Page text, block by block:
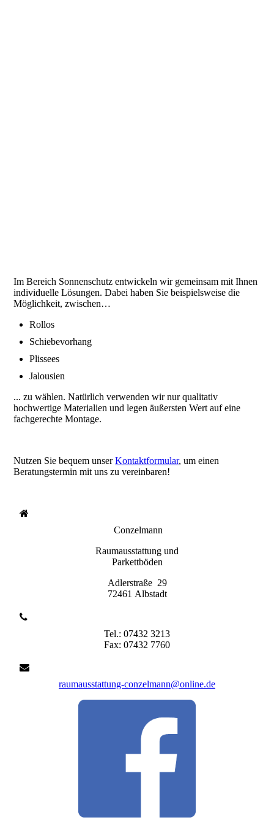
Im Bereich Sonnenschutz entwickeln wir gemeinsam mit Ihnen
individuelle Lösungen. Dabei haben Sie beispielsweise die
Möglichkeit, zwischen…
Rollos
Schiebevorhang
Plissees
Jalousien
... zu wählen. Natürlich verwenden wir nur qualitativ
hochwertige Materialien und legen äußersten Wert auf eine
fachgerechte Montage.
Nutzen Sie bequem unserKontaktformular, um einen
Beratungstermin mit uns zu vereinbaren!
Conzelmann
Raumausstattung und
Parkettböden
Adlerstraße 29
72461 Albstadt
Tel.: 07432 3213
Fax: 07432 7760
raumausstattung-conzelmann@online.de